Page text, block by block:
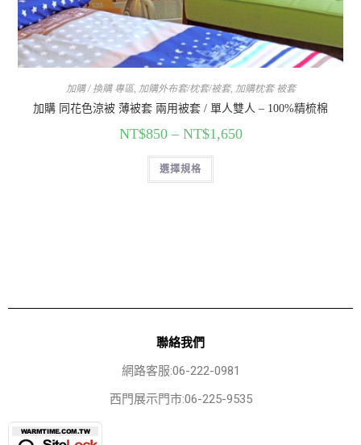
加購 / 換購 專區, 加購外布套/枕套/被套, 加購枕套 被套
加購 同花色涼被 薄被套 兩用被套 / 單人雙人 – 100%精梳棉
NT$850– NT$1,650
選擇規格
聯絡我們
網路客服:06-222-0981
西門展示門市:06-225-9535